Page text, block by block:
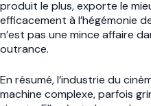
produit le plus, exporte le
efficacement à l’hégémonie
n’est pas une mince affaire
outrance.
En résumé, l’industrie du
machine complexe, parfois